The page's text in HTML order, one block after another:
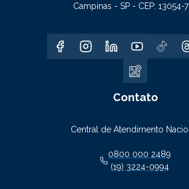
Campinas - SP - CEP: 13054-
Contato
Central de Atendimento
0800 000 2489
(19) 3224-0994